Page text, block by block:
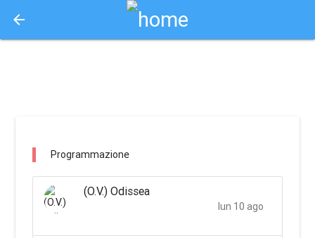
arrow_back
Programmazione
(O.V.) Odissea
lun 10 ago